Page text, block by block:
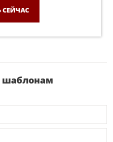
СЕЙЧАС
шаблонам